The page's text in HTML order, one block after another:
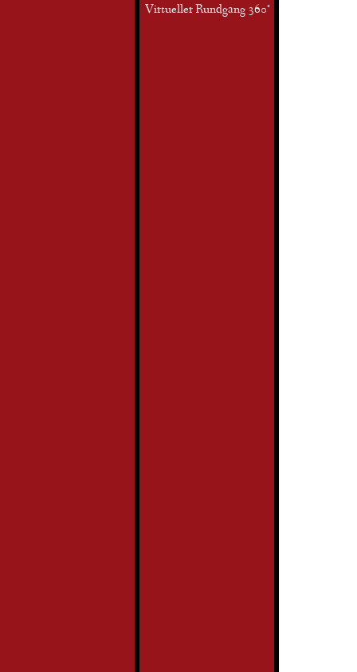
Virtueller Rundgang 360°